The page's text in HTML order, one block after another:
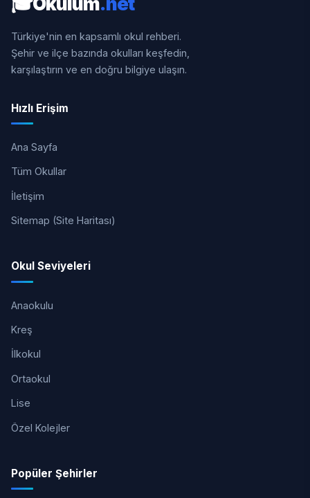
Türkiye'nin en kapsamlı okul rehberi.
Şehir ve ilçe bazında okulları keşfedin,
karşılaştırın ve en doğru bilgiye ulaşın.
Hızlı Erişim
Ana Sayfa
Tüm Okullar
İletişim
Sitemap (Site Haritası)
Okul Seviyeleri
Anaokulu
Kreş
İlkokul
Ortaokul
Lise
Özel Kolejler
Popüler Şehirler